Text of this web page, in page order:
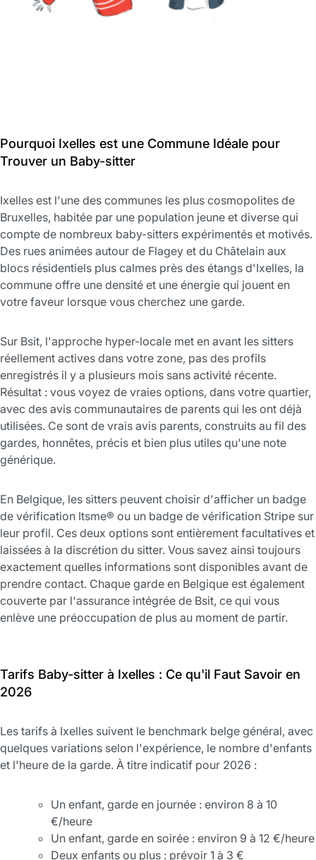
Pourquoi Ixelles est une Commune Idéale pour
Trouver un Baby-sitter
Ixelles est l'une des communes les plus cosmopolites de
Bruxelles, habitée par une population jeune et diverse qui
compte de nombreux baby-sitters expérimentés et motivés.
Des rues animées autour de Flagey et du Châtelain aux
blocs résidentiels plus calmes près des étangs d'Ixelles, la
commune offre une densité et une énergie qui jouent en
votre faveur lorsque vous cherchez une garde.
Sur Bsit, l'approche hyper-locale met en avant les sitters
réellement actives dans votre zone, pas des profils
enregistrés il y a plusieurs mois sans activité récente.
Résultat : vous voyez de vraies options, dans votre quartier,
avec des avis communautaires de parents qui les ont déjà
utilisées. Ce sont de vrais avis parents, construits au fil des
gardes, honnêtes, précis et bien plus utiles qu'une note
générique.
En Belgique, les sitters peuvent choisir d'afficher un badge
de vérification Itsme® ou un badge de vérification Stripe sur
leur profil. Ces deux options sont entièrement facultatives et
laissées à la discrétion du sitter. Vous savez ainsi toujours
exactement quelles informations sont disponibles avant de
prendre contact. Chaque garde en Belgique est également
couverte par l'assurance intégrée de Bsit, ce qui vous
enlève une préoccupation de plus au moment de partir.
Tarifs Baby-sitter à Ixelles : Ce qu'il Faut Savoir en
2026
Les tarifs à Ixelles suivent le benchmark belge général, avec
quelques variations selon l'expérience, le nombre d'enfants
et l'heure de la garde. À titre indicatif pour 2026 :
Un enfant, garde en journée : environ 8 à 10
€/heure
Un enfant, garde en soirée : environ 9 à 12 €/heure
Deux enfants ou plus : prévoir 1 à 3 €